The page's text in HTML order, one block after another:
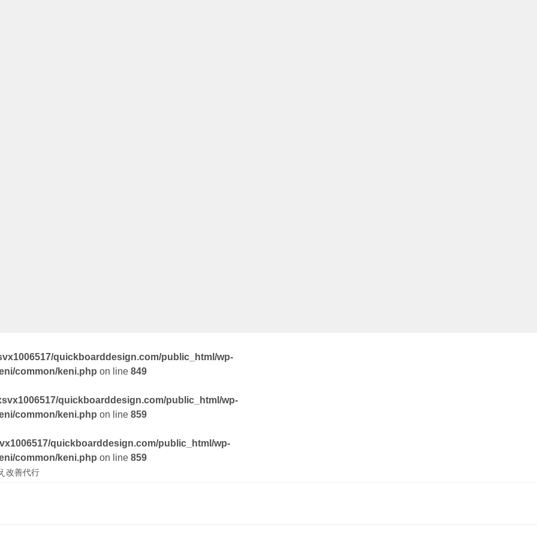
quickboarddesign.com/public_html/wp-
common/keni.php on line 849
quickboarddesign.com/public_html/wp-
common/keni.php on line 859
quickboarddesign.com/public_html/wp-
common/keni.php on line 859
改善代行